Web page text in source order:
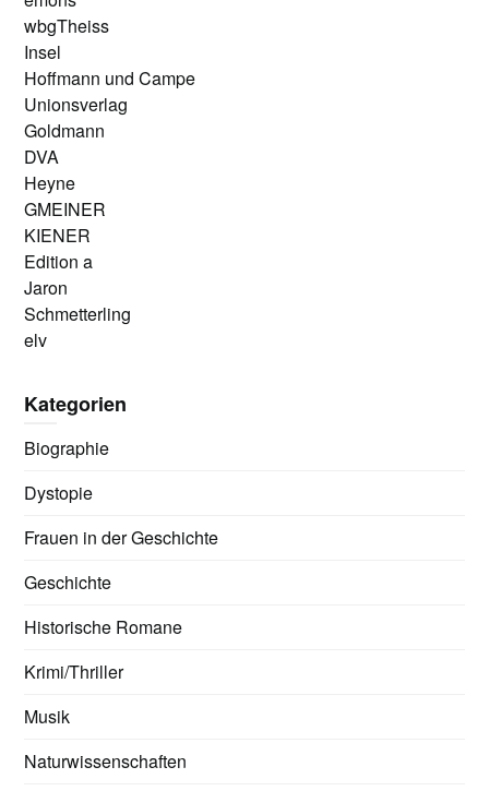
wbgTheiss
Insel
Hoffmann und Campe
Unionsverlag
Goldmann
DVA
Heyne
GMEINER
KIENER
Edition a
Jaron
Schmetterling
elv
Kategorien
Biographie
Dystopie
Frauen in der Geschichte
Geschichte
Historische Romane
Krimi/Thriller
Musik
Naturwissenschaften